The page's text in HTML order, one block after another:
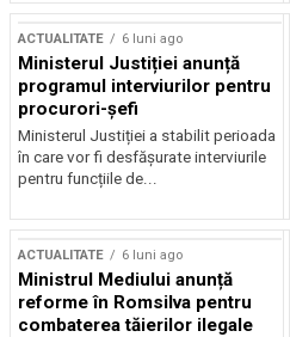
ACTUALITATE 6 luni ago
Ministerul Justiției anunță
programul interviurilor pentru
procurori-șefi
Ministerul Justiției a stabilit perioada
în care vor fi desfășurate interviurile
pentru funcțiile de...
ACTUALITATE 6 luni ago
Ministrul Mediului anunță
reforme în Romsilva pentru
combaterea tăierilor ilegale